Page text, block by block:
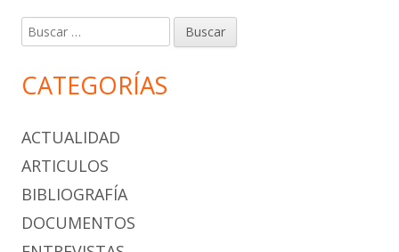
Buscar:
CATEGORÍAS
ACTUALIDAD
ARTICULOS
BIBLIOGRAFÍA
DOCUMENTOS